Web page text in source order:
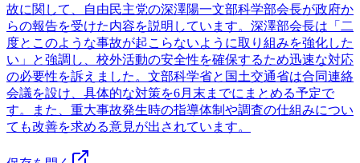
故に関して、自由民主党の深澤陽一文部科学部会長が政府か
らの報告を受けた内容を説明しています。深澤部会長は「二
度とこのような事故が起こらないように取り組みを強化した
い」と強調し、校外活動の安全性を確保するため迅速な対応
の必要性を訴えました。文部科学省と国土交通省は合同連絡
会議を設け、具体的な対策を6月末までにまとめる予定で
す。また、重大事故発生時の指導体制や調査の仕組みについ
ても改善を求める意見が出されています。